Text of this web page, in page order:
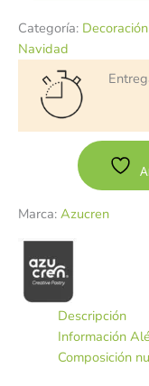
Categoría: Decoración
Navidad
Marca: Azucren
Descripción
Información
Composición